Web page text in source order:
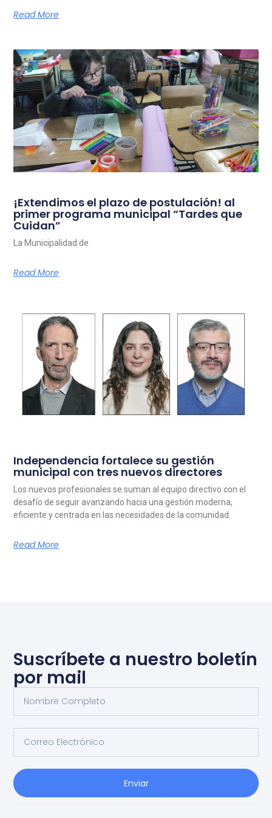
Read More
¡Extendimos el plazo de postulación! al
primer programa municipal “Tardes que
Cuidan”
La Municipalidad de
Read More
Independencia fortalece su gestión
municipal con tres nuevos directores
Los nuevos profesionales se suman al equipo directivo con el
desafío de seguir avanzando hacia una gestión moderna,
eficiente y centrada en las necesidades de la comunidad.
Read More
Suscríbete a nuestro boletín
por mail
Enviar